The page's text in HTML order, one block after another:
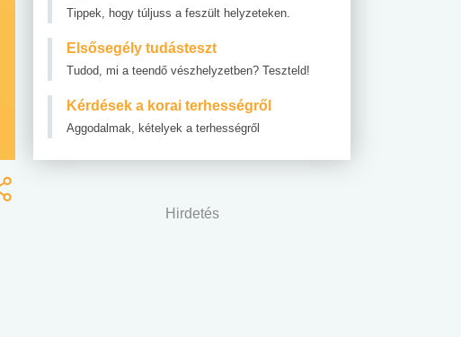
Tippek, hogy túljuss a feszült helyzeteken.
Elsősegély tudásteszt
Tudod, mi a teendő vészhelyzetben? Teszteld!
Kérdések a korai terhességről
Aggodalmak, kételyek a terhességről
Hirdetés